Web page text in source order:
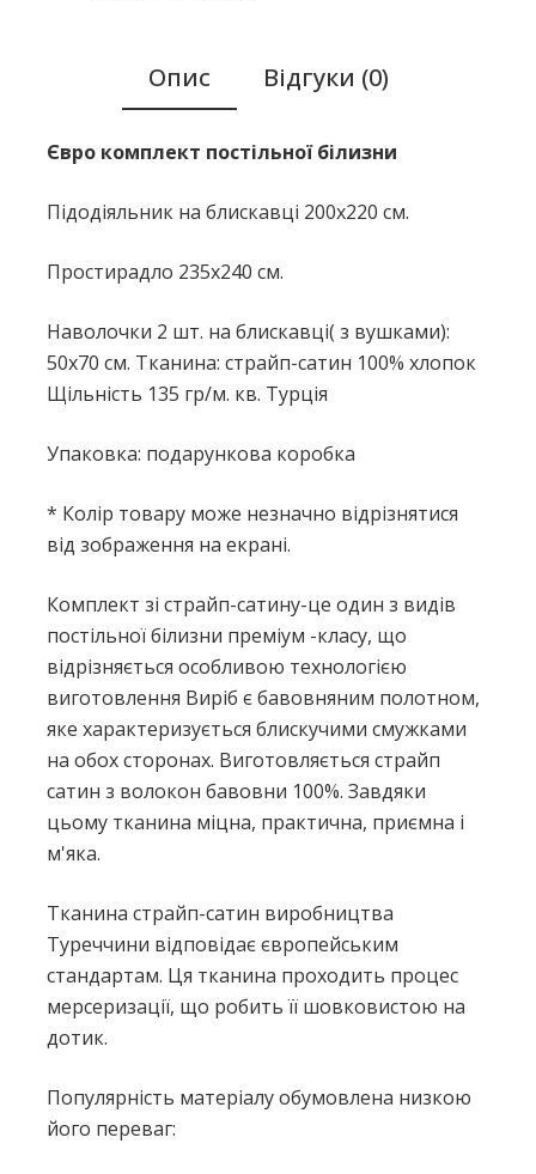
Опис Відгуки (0)
Євро комплект постільної білизни
Підодіяльник на блискавці 200x220 см.
Простирадло 235x240 см.
Наволочки 2 шт. на блискавці( з вушками):
50х70 см. Тканина: страйп-сатин 100% хлопок
Щільність 135 гр/м. кв. Турція
Упаковка: подарункова коробка
* Колір товару може незначно відрізнятися
від зображення на екрані.
Комплект зі страйп-сатину-це один з видів
постільної білизни преміум -класу, що
відрізняється особливою технологією
виготовлення Виріб є бавовняним полотном,
яке характеризується блискучими смужками
на обох сторонах. Виготовляється страйп
сатин з волокон бавовни 100%. Завдяки
цьому тканина міцна, практична, приємна і
м'яка.
Тканина страйп-сатин виробництва
Туреччини відповідає європейським
стандартам. Ця тканина проходить процес
мерсеризації, що робить її шовковистою на
дотик.
Популярність матеріалу обумовлена низкою
його переваг: